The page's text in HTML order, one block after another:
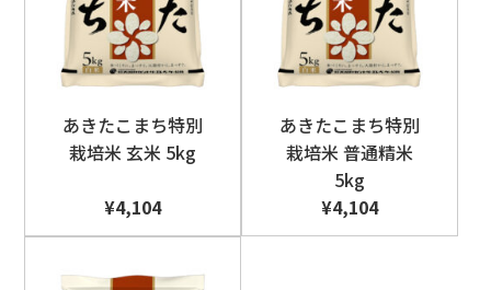
あきたこまち特別
栽培米 玄米 5kg
¥4,104
あきたこまち特別
栽培米 普通精米
5kg
¥4,104